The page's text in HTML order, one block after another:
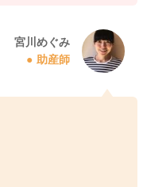
宮川めぐみ
助産師